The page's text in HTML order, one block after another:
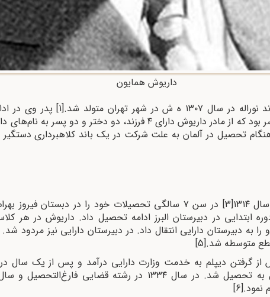
داریوش همایون
ه‌ ش در شهر تهران متولد شد.
[1] پدر وی در
داشت و دارای دو همسر بود که از مادر داریوش دارای ۴ فرزند، دو دختر و
تحصیل در آلمان به علت شرکت در یک باند کلاهبرداری دستگیر
۱۳۱۴
[3]
در سن ۷ سالگی تحصیلات خود را در دبستان فیروز
به دبیرستان دارایی انتقال داد. در دبیرستان دارایی نیز مردود
[5]
گرفتن دیپلم به خدمت وزارت دارایی درآمد و پس از یک سال
نمود.[6]